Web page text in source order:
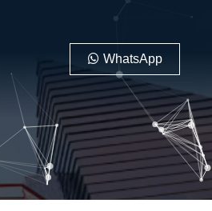
WhatsApp